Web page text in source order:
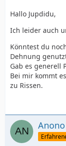
Hallo Jupdidu,
Ich leider auch
Könntest du
Dehnung
Gab es generell
Bei mir kommt
zu Rissen.
Anono